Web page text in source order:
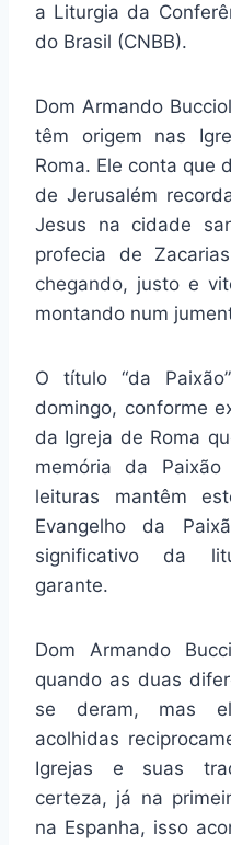
a Liturgia da
do Brasil (CNBB).
Dom Armando
têm origem nas
Roma. Ele conta que
de Jerusalém
Jesus na cidade
profecia de
chegando, justo e
montando num
O título “da
domingo, conforme
da Igreja de Roma
memória da
leituras mantêm
Evangelho da
significativo da
garante.
Dom Armando
quando as duas
se deram, mas
acolhidas
Igrejas e suas
certeza, já na
na Espanha, isso